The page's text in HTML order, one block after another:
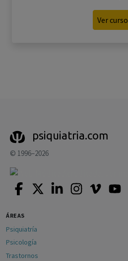
Ver curso
psiquiatria.com
© 1996–2026
ÁREAS
Psiquiatría
Psicología
Trastornos